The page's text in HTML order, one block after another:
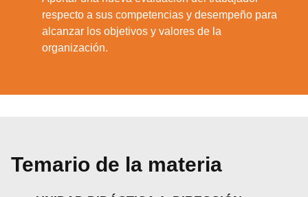
respecto a sus competencias y desempeño para
alcanzar los objetivos y valores de la
organización.
Temario de la materia
Puedes aprender más sobre qué cookies
utilizamos o desactivarlas en losajustes.
Configurar